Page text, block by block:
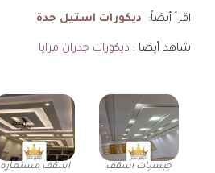
اقرأ أيضاً: ديكورات استيل جدة
شاهد أيضا : ديكورات جدران مرايا
جبسيات اسقف
اسقف مستعاره